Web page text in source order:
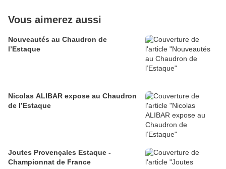
Vous aimerez aussi
Nouveautés au Chaudron de
l’Estaque
Nicolas ALIBAR expose au Chaudron
de l’Estaque
Joutes Provençales Estaque -
Championnat de France